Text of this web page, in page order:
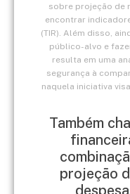
sobre projeção de
encontrar
(TIR). Além disso,
público-alvo e
resulta em uma
segurança à
naquela iniciativa
Também
projeção